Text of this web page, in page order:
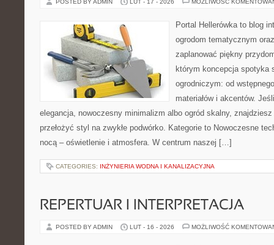
POSTED BY ADMIN LUT - 17 - 2026 MOŻLIWOŚĆ
Portal Hellerówka to blog
ogrodom tematycznym
zaplanować piękny
którym koncepcja spotyka
ogrodniczym: od
materiałów i akcentów.
elegancja, nowoczesny minimalizm albo ogród skalny,
przełożyć styl na zwykłe podwórko. Kategorie to Nowoczesne
nocą – oświetlenie i atmosfera. W centrum naszej […]
CATEGORIES: INŻYNIERIA WODNA I KANALIZACYJNA
REPERTUAR I INTERPRETACJA
POSTED BY ADMIN LUT - 16 - 2026 MOŻLIWOŚĆ